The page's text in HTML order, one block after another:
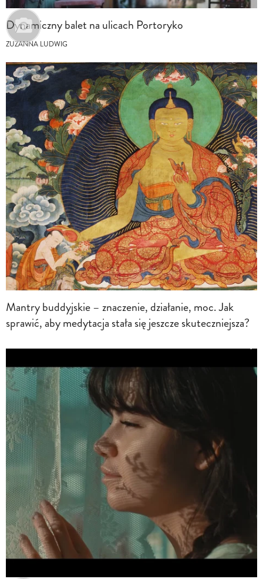
Dynamiczny balet na ulicach Portoryko
ZUZANNA LUDWIG
Mantry buddyjskie – znaczenie, działanie, moc. Jak
sprawić, aby medytacja stała się jeszcze skuteczniejsza?